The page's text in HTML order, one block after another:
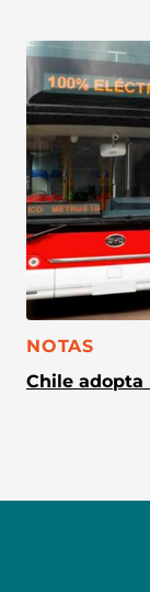
CATEGORÍA:
NOTAS
Chile adopta